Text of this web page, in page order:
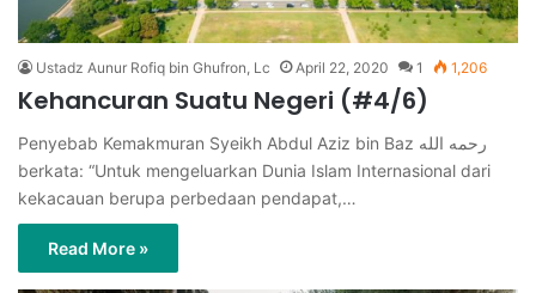
Ustadz Aunur Rofiq bin Ghufron, Lc April 22, 2020 1 1,206
Kehancuran Suatu Negeri (#4/6)
Penyebab Kemakmuran Syeikh Abdul Aziz bin Baz رحمه الله
berkata: “Untuk mengeluarkan Dunia Islam Internasional dari
kekacauan berupa perbedaan pendapat,…
Read More »